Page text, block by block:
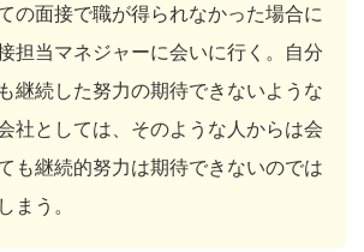
の面接で職が得られなかった場合に
担当マネジャーに会いに行く。自分
継続した努力の期待できないような
社としては、そのような人からは会
も継続的努力は期待できないのでは
まう。